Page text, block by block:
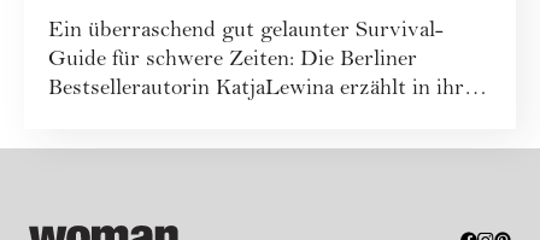
Ein überraschend gut gelaunter Survival-
Guide für schwere Zeiten: Die Berliner
Bestsellerautorin KatjaLewina erzählt in ihrem